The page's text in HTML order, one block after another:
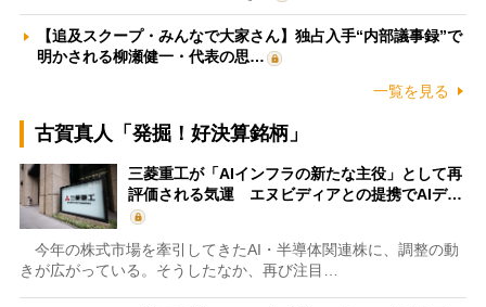
【追及スクープ・みんなで大家さん】独占入手“内部議事録”で
明かされる柳瀬健一・代表の思…
一覧を見る
古賀真人「発掘！好決算銘柄」
三菱重工が「AIインフラの新たな主役」として再
評価される気運 エヌビディアとの提携でAIデ…
今年の株式市場を牽引してきたAI・半導体関連株に、調整の動
きが広がっている。そうしたなか、再び注目…